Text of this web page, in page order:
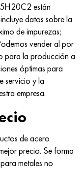
están
datos sobre la
de impurezas;
vender al por
para la producción a
óptimas para
servicio y la
empresa.
de acero
precio. Se forma
metales no